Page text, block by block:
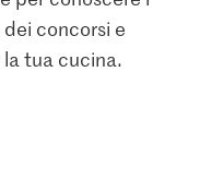
concorsi e
tua cucina.